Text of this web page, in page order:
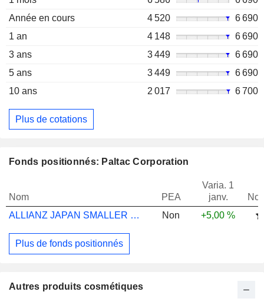
Année en cours
4 520
6 690
1 an
4 148
6 690
3 ans
3 449
6 690
5 ans
3 449
6 690
10 ans
2 017 6 700
Plus de cotations
Fonds positionnés: Paltac Corporation
Nom PEA
Varia. 1
janv.
ALLIANZ JAPAN SMALLER COMPANIES EQWT9USD
Non +5,00 %
Plus de fonds positionnés
Autres produits cosmétiques